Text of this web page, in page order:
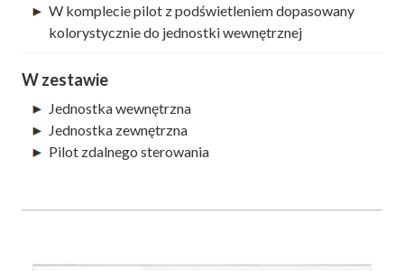
W komplecie pilot z podświetleniem dopasowany
kolorystycznie do jednostki wewnętrznej
W zestawie
Jednostka wewnętrzna
Jednostka zewnętrzna
Pilot zdalnego sterowania